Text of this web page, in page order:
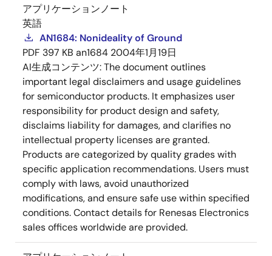
アプリケーションノート
英語
AN1684: Nonideality of Ground
PDF 397 KB an1684 2004年1月19日
AI生成コンテンツ:The document outlines
important legal disclaimers and usage guidelines
for semiconductor products. It emphasizes user
responsibility for product design and safety,
disclaims liability for damages, and clarifies no
intellectual property licenses are granted.
Products are categorized by quality grades with
specific application recommendations. Users must
comply with laws, avoid unauthorized
modifications, and ensure safe use within specified
conditions. Contact details for Renesas Electronics
sales offices worldwide are provided.